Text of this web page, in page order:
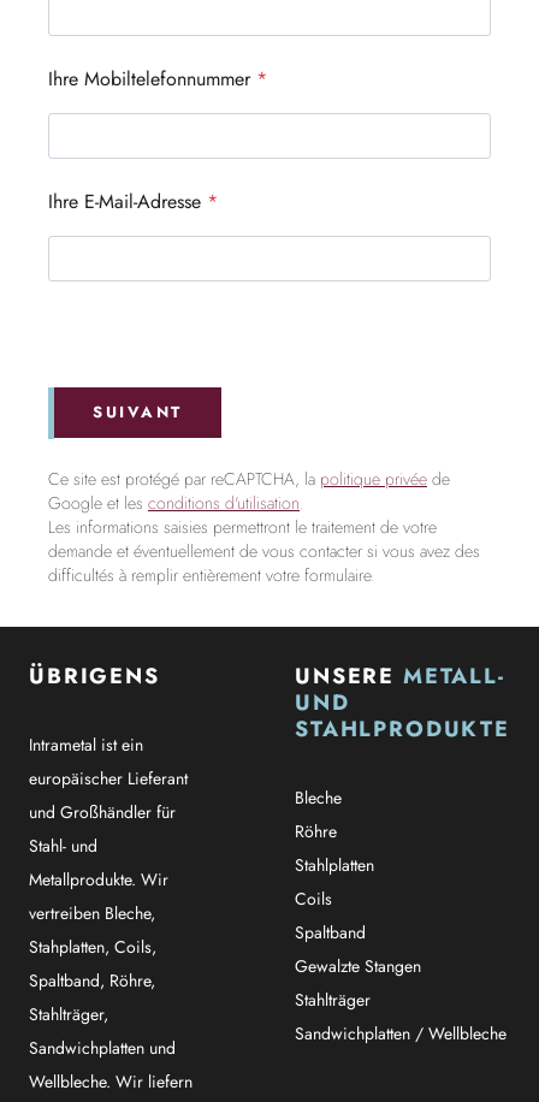
Ihre Mobiltelefonnummer *
Ihre E-Mail-Adresse *
SUIVANT
Ce site est protégé par reCAPTCHA, la politique privée de
Google et les conditions d'utilisation.
Les informations saisies permettront le traitement de votre
demande et éventuellement de vous contacter si vous avez des
difficultés à remplir entièrement votre formulaire.
ÜBRIGENS
Intrametal ist ein
europäischer Lieferant
und Großhändler für
Stahl- und
Metallprodukte. Wir
vertreiben Bleche,
Stahplatten, Coils,
Spaltband, Röhre,
Stahlträger,
Sandwichplatten und
Wellbleche. Wir liefern
UNSERE METALL-
UND
STAHLPRODUKTE
Bleche
Röhre
Stahlplatten
Coils
Spaltband
Gewalzte Stangen
Stahlträger
Sandwichplatten / Wellbleche